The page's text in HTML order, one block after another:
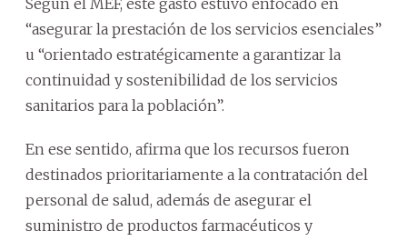
“asegurar la prestación de los servicios esenciales”
u “orientado estratégicamente a garantizar la
continuidad y sostenibilidad de los servicios
sanitarios para la población”.
En ese sentido, afirma que los recursos fueron
destinados prioritariamente a la contratación del
personal de salud, además de asegurar el
suministro de productos farmacéuticos y